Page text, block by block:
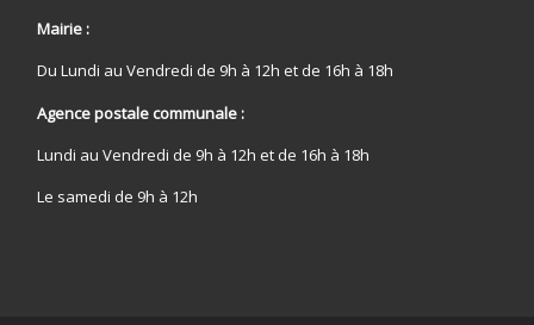
Mairie :
Du Lundi au Vendredi de 9h à 12h et de 16h à 18h
Agence postale communale :
Lundi au Vendredi de 9h à 12h et de 16h à 18h
Le samedi de 9h à 12h